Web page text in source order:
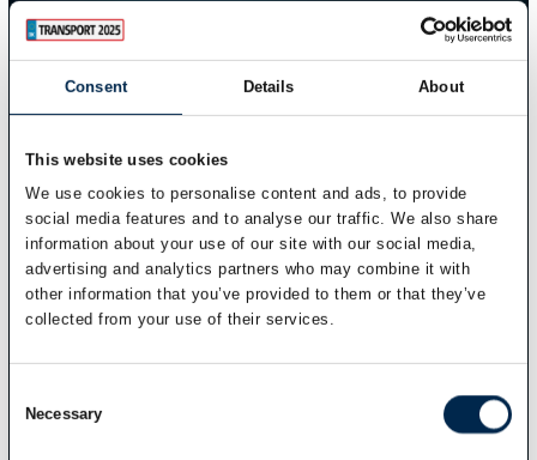
Consent Details About
This website uses cookies
We use cookies to personalise content and ads, to provide
social media features and to analyse our traffic. We also share
information about your use of our site with our social media,
advertising and analytics partners who may combine it with
other information that you’ve provided to them or that they’ve
collected from your use of their services.
Selection
Necessary